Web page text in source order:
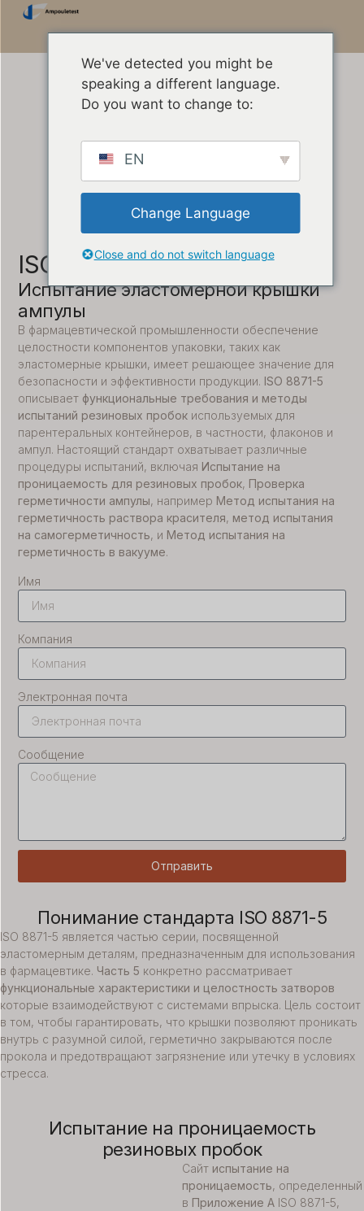
ISO 8871-5
Испытание эластомерной крышки
ампулы
В фармацевтической промышленности обеспечение
целостности компонентов упаковки, таких как
эластомерные крышки, имеет решающее значение для
безопасности и эффективности продукции. ISO 8871-5
описывает функциональные требования и методы
испытаний резиновых пробок используемых для
парентеральных контейнеров, в частности, флаконов и
ампул. Настоящий стандарт охватывает различные
процедуры испытаний, включая Испытание на
проницаемость для резиновых пробок, Проверка
герметичности ампулы, например Метод испытания на
герметичность раствора красителя, метод испытания
на самогерметичность, и Метод испытания на
герметичность в вакууме.
Имя
Компания
Электронная почта
Сообщение
Отправить
Понимание стандарта ISO 8871-5
ISO 8871-5 является частью серии, посвященной
эластомерным деталям, предназначенным для использования
в фармацевтике. Часть 5 конкретно рассматривает
функциональные характеристики и целостность затворов
которые взаимодействуют с системами впрыска. Цель состоит
в том, чтобы гарантировать, что крышки позволяют проникать
внутрь с разумной силой, герметично закрываются после
прокола и предотвращают загрязнение или утечку в условиях
стресса.
Испытание на проницаемость
резиновых пробок
Сайт испытание на
проницаемость, определенный
в Приложение A ISO 8871-5,
We've detected you might be
speaking a different language.
Do you want to change to:
EN
Change Language
Close and do not switch language